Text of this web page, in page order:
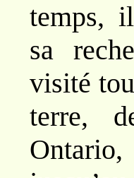
temps,
sa
visité
terre,